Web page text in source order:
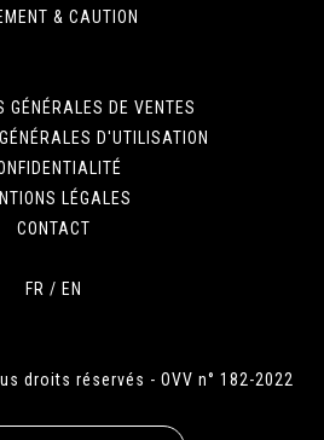
& CAUTION
GÉNÉRALES DE VENTES
D'UTILISATION
LÉGALES
CONTACT
FR / EN
droits réservés - OVV n° 182-2022